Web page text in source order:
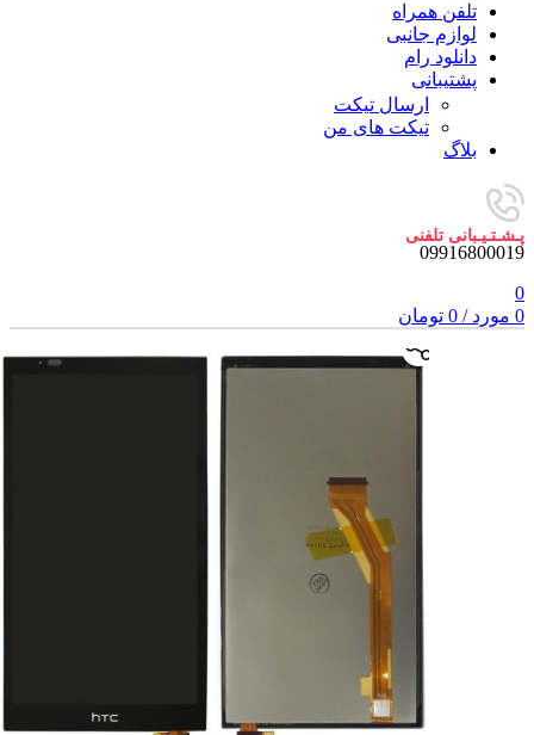
تلفن همراه
لوازم جانبی
دانلود رام
پشتیبانی
ارسال تیکت
تیکت های من
بلاگ
پـشـتـیـبانی تلفنی
09916800019
0
0 مورد /
0 تومان